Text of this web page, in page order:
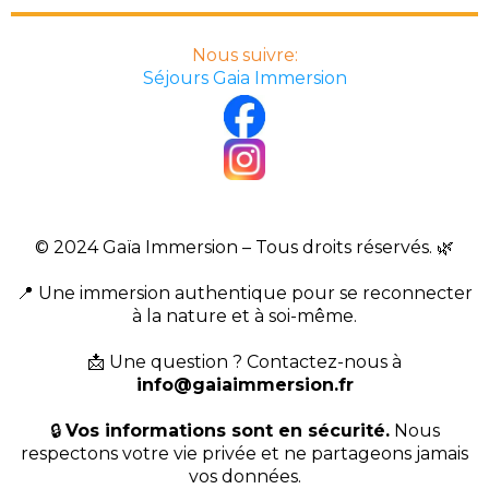
Vous dormirez dans un gite, dans des
dortoirs des 6.
Nous suivre:
Séjours Gaia Immersion
© 2024 Gaïa Immersion – Tous droits réservés. 🌿
📍 Une immersion authentique pour se reconnecter
à la nature et à soi-même.
📩 Une question ? Contactez-nous à
info@gaiaimmersion.fr
🔒 Vos informations sont en sécurité.Nous
respectons votre vie privée et ne partageons jamais
vos données.